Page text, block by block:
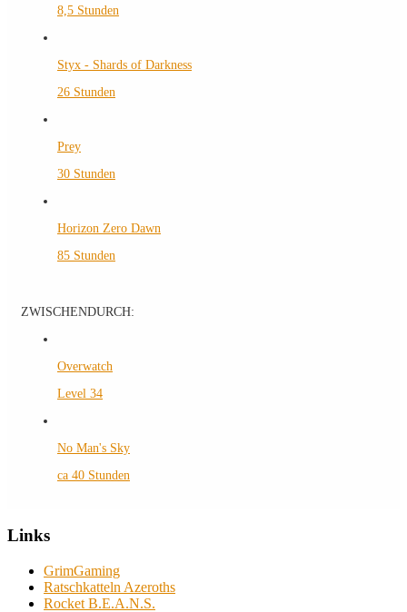
8,5 Stunden
Styx - Shards of Darkness
26 Stunden
Prey
30 Stunden
Horizon Zero Dawn
85 Stunden
ZWISCHENDURCH:
Overwatch
Level 34
No Man's Sky
ca 40 Stunden
Links
GrimGaming
Ratschkatteln Azeroths
Rocket B.E.A.N.S.